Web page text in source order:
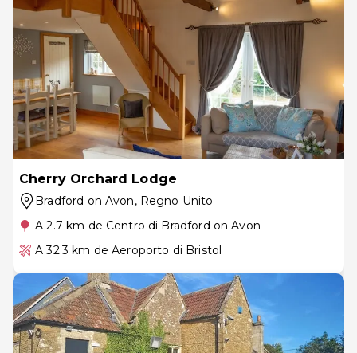
Cherry Orchard Lodge
Bradford on Avon, Regno Unito
A 2.7 km de Centro di Bradford on Avon
A 32.3 km de Aeroporto di Bristol